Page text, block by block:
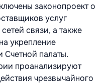
законопроект о
услуг
связи, а также
укрепление
палаты.
проанализируют
чрезвычайного